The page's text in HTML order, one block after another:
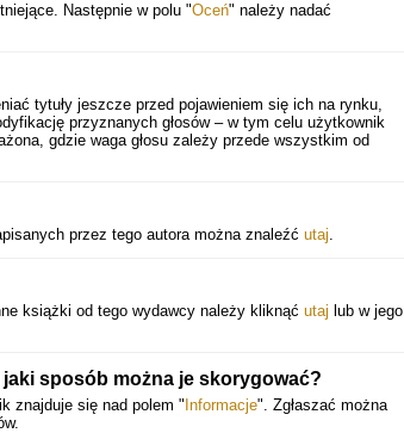
Następnie w polu "Oceń" należy nadać
tytuły jeszcze przed pojawieniem się ich na rynku,
przyznanych głosów – w tym celu użytkownik
gdzie waga głosu zależy przede wszystkim od
przez tego autora można znaleźć utaj.
książki od tego wydawcy należy kliknąć utaj lub w jego
jaki sposób można je skorygować?
znajduje się nad polem " Informacje". Zgłaszać można